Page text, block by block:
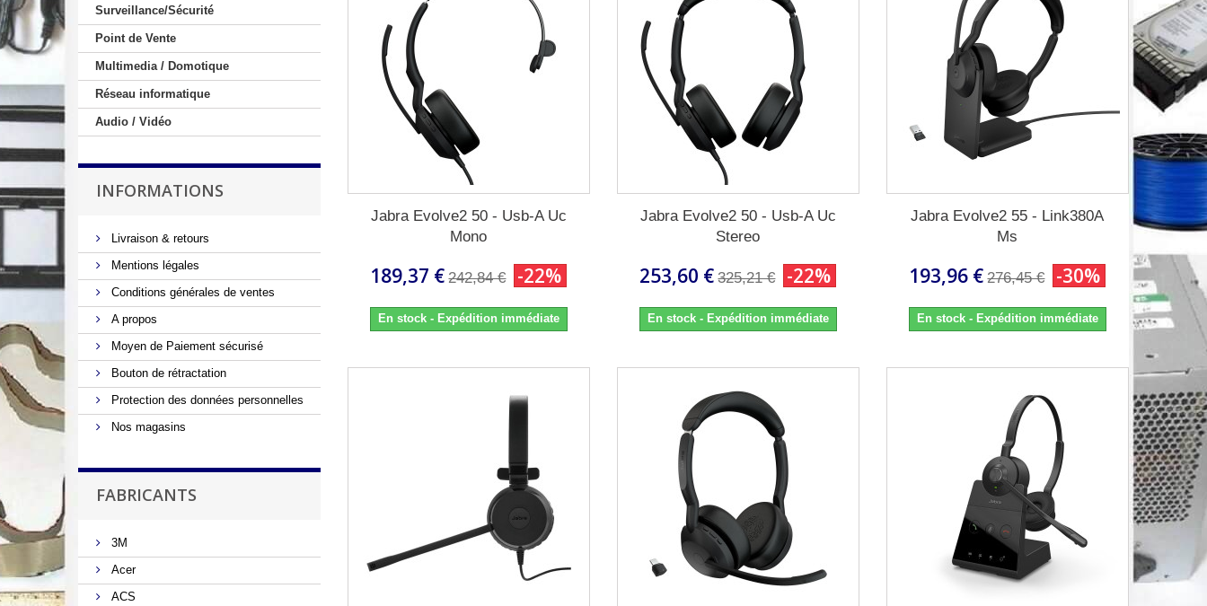
Surveillance/Sécurité
Point de Vente
Multimedia / Domotique
Réseau informatique
Audio / Vidéo
INFORMATIONS
Livraison & retours
Mentions légales
Conditions générales de ventes
A propos
Moyen de Paiement sécurisé
Bouton de rétractation
Protection des données personnelles
Nos magasins
FABRICANTS
3M
Acer
ACS
Jabra Evolve2 50 - Usb-A Uc
Mono
189,37 € 242,84 € -22%
En stock - Expédition immédiate
Jabra Evolve2 50 - Usb-A Uc
Stereo
253,60 € 325,21 € -22%
En stock - Expédition immédiate
Jabra Evolve2 55 - Link380A
Ms
193,96 € 276,45 € -30%
En stock - Expédition immédiate